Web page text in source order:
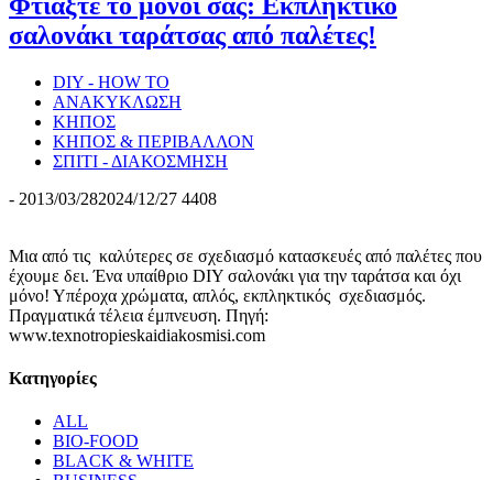
σαλονάκι ταράτσας από παλέτες!
DIY - HOW TO
ΑΝΑΚΥΚΛΩΣΗ
ΚΗΠΟΣ
ΚΗΠΟΣ & ΠΕΡΙΒΑΛΛΟΝ
ΣΠΙΤΙ - ΔΙΑΚΟΣΜΗΣΗ
- 2013/03/282024/12/27 4408
Μια από τις καλύτερες σε σχεδιασμό κατασκευές από παλέτες που
έχουμε δει. Ένα υπαίθριο DIY σαλονάκι για την ταράτσα και όχι
μόνο! Υπέροχα χρώματα, απλός, εκπληκτικός σχεδιασμός.
Πραγματικά τέλεια έμπνευση. Πηγή:
www.texnotropieskaidiakosmisi.com
Κατηγορίες
ALL
BIO-FOOD
BLACK & WHITE